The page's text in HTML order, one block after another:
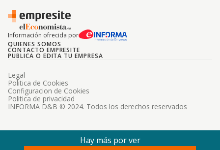
Información ofrecida por
QUIENES SOMOS
CONTACTO EMPRESITE
PUBLICA O EDITA TU EMPRESA
INFORMA D&B © 2024. Todos los derechos reservados
Legal
Politica de Cookies
Configuracion de Cookies
Politica de privacidad
Hay más por ver